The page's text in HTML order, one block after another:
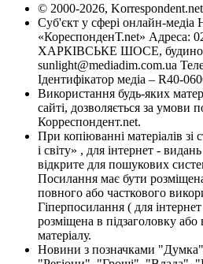
© 2000-2026, Korrespondent.net
Суб'єкт у сфері онлайн-медіа
«КореспонденТ.net» Адреса:
ХАРКІВСЬКЕ ШОСЕ, будинок
sunlight@mediadim.com.ua
Ідентифікатор медіа – R40-
Використання будь-яких
сайті, дозволяється за умови
Корреспондент.net.
При копіюванні матеріалів
і світу» , для інтернет -
відкрите для пошукових
Посилання має бути
повного або часткового
Гіперпосилання ( для
розміщена в підзаголовку
матеріалу.
Новини з позначками